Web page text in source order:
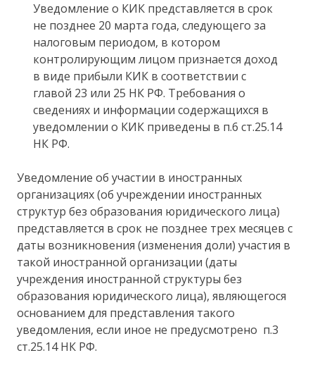
Уведомление о КИК представляется в срок
не позднее 20 марта года, следующего за
налоговым периодом, в котором
контролирующим лицом признается доход
в виде прибыли КИК в соответствии с
главой 23 или 25 НК РФ. Требования о
сведениях и информации содержащихся в
уведомлении о КИК приведены в п.6 ст.25.14
НК РФ.
Уведомление об участии в иностранных
организациях (об учреждении иностранных
структур без образования юридического лица)
представляется в срок не позднее трех месяцев с
даты возникновения (изменения доли) участия в
такой иностранной организации (даты
учреждения иностранной структуры без
образования юридического лица), являющегося
основанием для представления такого
уведомления, если иное не предусмотрено п.3
ст.25.14 НК РФ.